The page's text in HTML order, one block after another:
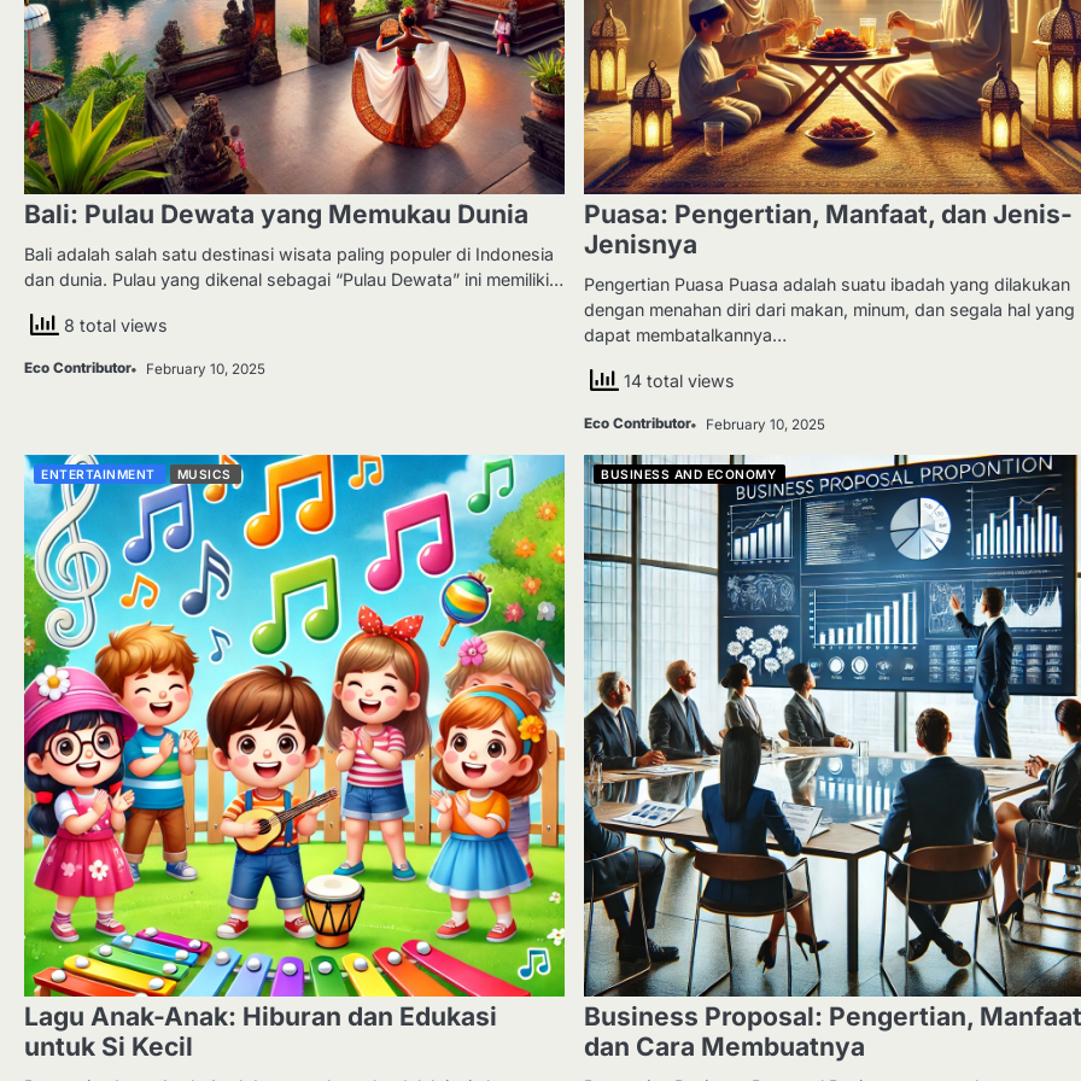
Bali: Pulau Dewata yang Memukau Dunia
Bali adalah salah satu destinasi wisata paling populer di Indonesia
dan dunia. Pulau yang dikenal sebagai “Pulau Dewata” ini memiliki…
8 total views
Eco Contributor February 10, 2025
Puasa: Pengertian, Manfaat, dan Jenis-
Jenisnya
Pengertian Puasa Puasa adalah suatu ibadah yang dilakukan
dengan menahan diri dari makan, minum, dan segala hal yang
dapat membatalkannya…
14 total views
Eco Contributor February 10, 2025
ENTERTAINMENT MUSICS
Lagu Anak-Anak: Hiburan dan Edukasi
untuk Si Kecil
BUSINESS AND ECONOMY
Business Proposal: Pengertian,
dan Cara Membuatnya